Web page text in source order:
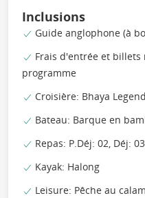
Inclusions
Guide anglophone (à
Frais d'entrée et
programme
Croisière: Bhaya
Bateau: Barque en
Repas: P.Déj: 02, Déj:
Kayak: Halong
Leisure: Pêche au